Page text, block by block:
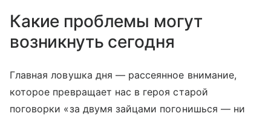
Какие проблемы могут
возникнуть сегодня
Главная ловушка дня — рассеянное внимание,
которое превращает нас в героя старой
поговорки «за двумя зайцами погонишься — ни